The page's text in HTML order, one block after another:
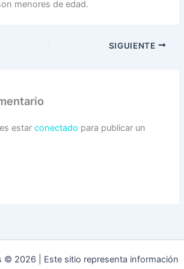
menores de edad.
SIGUIENTE
estarconectado para publicar un
© 2026 | Este sitio representa información